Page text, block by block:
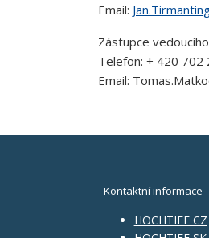
Email:
Zástupce
Telefon: + 420 702
Email:
Kontaktní informace
HOCHTIEF CZ